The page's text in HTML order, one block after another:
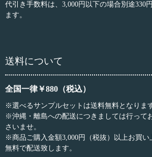
代引き手数料は、3,000円以下の場合別途330
ます。
送料について
全国一律￥880（税込）
※選べるサンプルセットは送料無料となりま
※沖縄・離島への配送につきましては行って
さいませ。
※商品ご購入金額3,000円（税抜）以上お買
無料で配送致します。